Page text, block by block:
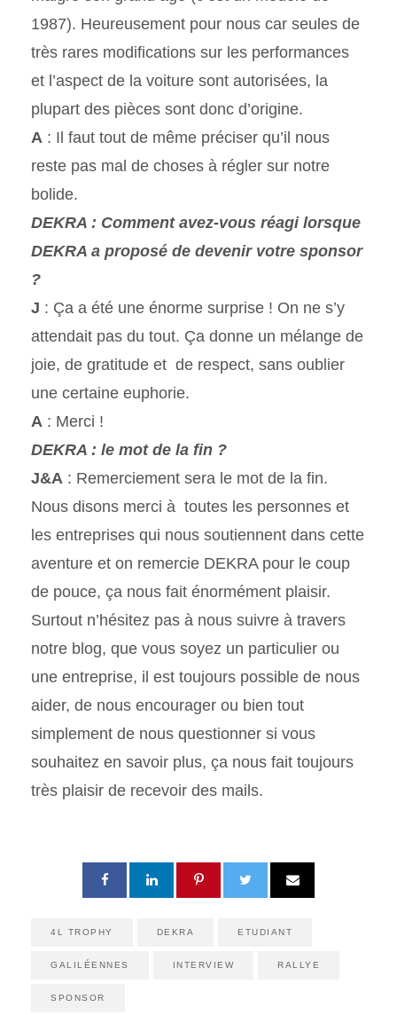
1987). Heureusement pour nous car seules de
très rares modifications sur les performances
et l’aspect de la voiture sont autorisées, la
plupart des pièces sont donc d’origine.
A : Il faut tout de même préciser qu’il nous
reste pas mal de choses à régler sur notre
bolide.
DEKRA : Comment avez-vous réagi lorsque
DEKRA a proposé de devenir votre sponsor
?
J : Ça a été une énorme surprise ! On ne s’y
attendait pas du tout. Ça donne un mélange de
joie, de gratitude et de respect, sans oublier
une certaine euphorie.
A : Merci !
DEKRA : le mot de la fin ?
J&A : Remerciement sera le mot de la fin.
Nous disons merci à toutes les personnes et
les entreprises qui nous soutiennent dans cette
aventure et on remercie DEKRA pour le coup
de pouce, ça nous fait énormément plaisir.
Surtout n’hésitez pas à nous suivre à travers
notre blog, que vous soyez un particulier ou
une entreprise, il est toujours possible de nous
aider, de nous encourager ou bien tout
simplement de nous questionner si vous
souhaitez en savoir plus, ça nous fait toujours
très plaisir de recevoir des mails.
4L TROPHY DEKRA ETUDIANT
GALILÉENNES INTERVIEW RALLYE
SPONSOR